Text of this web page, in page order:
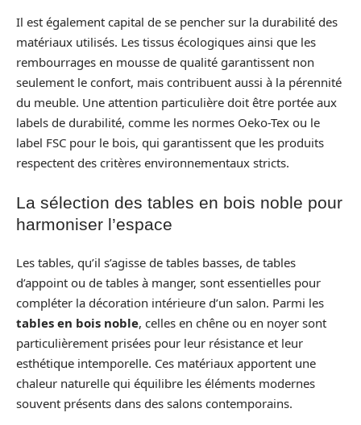
Il est également capital de se pencher sur la durabilité des
matériaux utilisés. Les tissus écologiques ainsi que les
rembourrages en mousse de qualité garantissent non
seulement le confort, mais contribuent aussi à la pérennité
du meuble. Une attention particulière doit être portée aux
labels de durabilité, comme les normes Oeko-Tex ou le
label FSC pour le bois, qui garantissent que les produits
respectent des critères environnementaux stricts.
La sélection des tables en bois noble pour
harmoniser l’espace
Les tables, qu’il s’agisse de tables basses, de tables
d’appoint ou de tables à manger, sont essentielles pour
compléter la décoration intérieure d’un salon. Parmi les
tables en bois noble, celles en chêne ou en noyer sont
particulièrement prisées pour leur résistance et leur
esthétique intemporelle. Ces matériaux apportent une
chaleur naturelle qui équilibre les éléments modernes
souvent présents dans des salons contemporains.